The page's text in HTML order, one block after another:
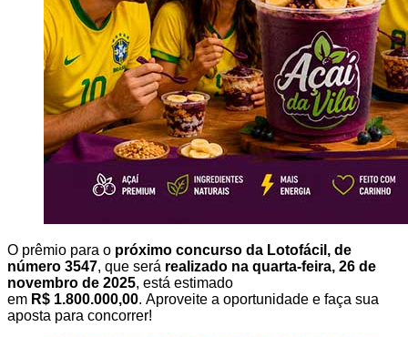
O prêmio para o próximo concurso da Lotofácil, de
número 3547, que será realizado na quarta-feira, 26 de
novembro de 2025, está estimado
em R$ 1.800.000,00. Aproveite a oportunidade e faça sua
aposta para concorrer!